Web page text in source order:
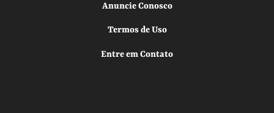
Anuncie Conosco
Termos de Uso
Entre em Contato